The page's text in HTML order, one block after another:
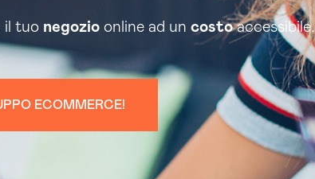
il tuo negozio online ad un costoaccessibile.
ECOMMERCE!